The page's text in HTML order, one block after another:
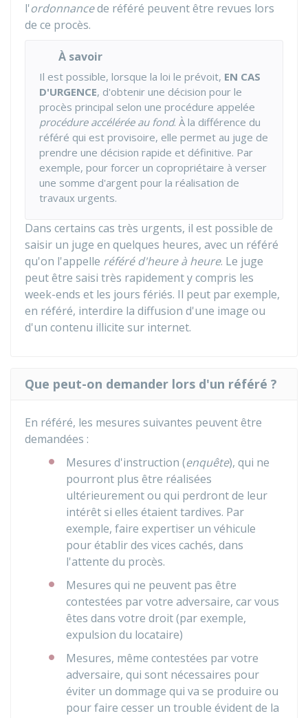
l'ordonnancede référé peuvent être revues lors
de ce procès.
À savoir
Il est possible, lorsque la loi le prévoit, EN CAS
D'URGENCE, d'obtenir une décision pour le
procès principal selon une procédure appelée
procédure accélérée au fond. À la différence du
référé qui est provisoire, elle permet au juge de
prendre une décision rapide et définitive. Par
exemple, pour forcer un copropriétaire à verser
une somme d'argent pour la réalisation de
travaux urgents.
Dans certains cas très urgents, il est possible de
saisir un juge en quelques heures, avec un référé
qu'on l'appelle référé d'heure à heure. Le juge
peut être saisi très rapidement y compris les
week-ends et les jours fériés. Il peut par exemple,
en référé, interdire la diffusion d'une image ou
d'un contenu illicite sur internet.
Que peut-on demander lors d'un référé ?
En référé, les mesures suivantes peuvent être
demandées :
Mesures d'instruction (enquête), qui ne
pourront plus être réalisées
ultérieurement ou qui perdront de leur
intérêt si elles étaient tardives. Par
exemple, faire expertiser un véhicule
pour établir des vices cachés, dans
l'attente du procès.
Mesures qui ne peuvent pas être
contestées par votre adversaire, car vous
êtes dans votre droit (par exemple,
expulsion du locataire)
Mesures, même contestées par votre
adversaire, qui sont nécessaires pour
éviter un dommage qui va se produire ou
pour faire cesser un trouble évident de la